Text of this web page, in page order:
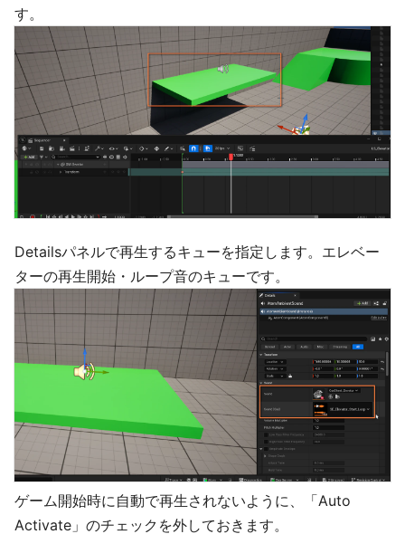
す。
Detailsパネルで再生するキューを指定します。エレベー
ターの再生開始・ループ音のキューです。
ゲーム開始時に自動で再生されないように、「Auto
Activate」のチェックを外しておきます。